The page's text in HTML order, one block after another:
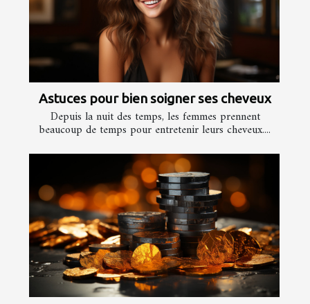
Astuces pour bien soigner ses cheveux
Depuis la nuit des temps, les femmes prennent
beaucoup de temps pour entretenir leurs cheveux....